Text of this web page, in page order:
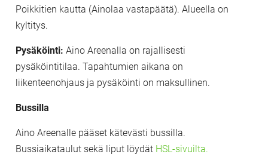
Poikkitien kautta (Ainolaa vastapäätä). Alueella on
kyltitys.
Pysäköinti:Aino Areenalla on rajallisesti
pysäköintitilaa. Tapahtumien aikana on
liikenteenohjaus ja pysäköinti on maksullinen.
Bussilla
Aino Areenalle pääset kätevästi bussilla.
Bussiaikataulut sekä liput löydät HSL-sivuilta.